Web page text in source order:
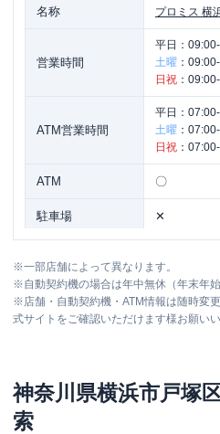
名称 プロミス 横
営業時間
平日：
土曜 ：
日祝 ：
ATM営業時間
平日：
土曜 ：
日祝 ：
ATM 〇
駐車場 ✕
住所
７須賀ビル
※一部店舗によって異なります。
※自動契約機の場合は年中無休（年末年始
※店舗・自動契約機・ATM情報は随時変
式サイトをご確認いただけます様お願いい
神奈川県横浜市戸塚
索